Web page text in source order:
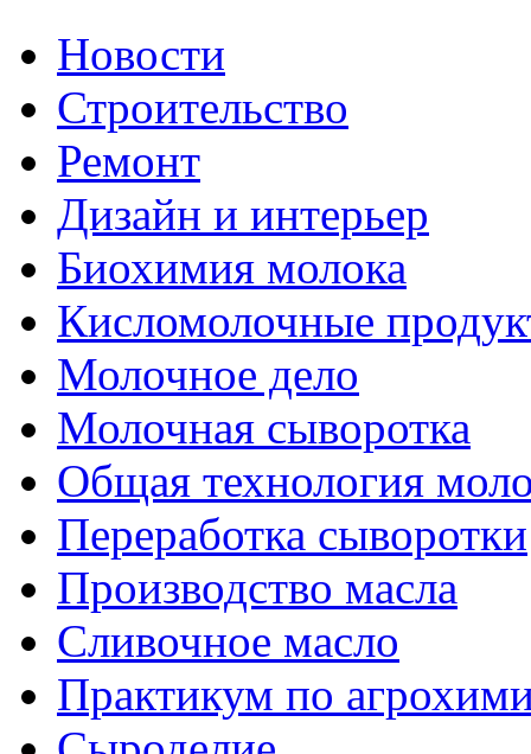
Новости
Строительство
Ремонт
Дизайн и интерьер
Биохимия молока
Кисломолочные
Молочное дело
Молочная сыворотка
Общая технология
Переработка сыворотки
Производство масла
Сливочное масло
Практикум по